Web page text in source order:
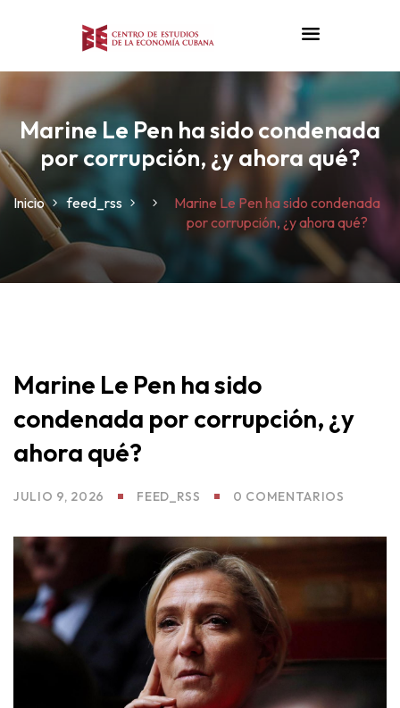
Marine Le Pen ha sido condenada
por corrupción, ¿y ahora qué?
Inicio feed_rss
Marine Le Pen ha sido condenada
por corrupción, ¿y ahora qué?
Marine Le Pen ha sido
condenada por corrupción, ¿y
ahora qué?
JULIO 9, 2026 FEED_RSS 0 COMENTARIOS